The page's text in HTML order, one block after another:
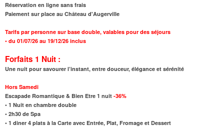
Réservation en ligne sans frais
Paiement sur place au Château d'Augerville
Tarifs par personne sur base double, valables pour des séjours
• du 01/07/26 au 19/12/26 inclus
Forfaits 1 Nuit :
Une nuit pour savourer l’instant, entre douceur, élégance et sérénité
Hors Samedi
Escapade Romantique & Bien Etre 1 nuit -36%
• 1 Nuit en chambre double
• 2h30 de Spa
• 1 diner 4 plats à la Carte avec Entrée, Plat, Fromage et Dessert